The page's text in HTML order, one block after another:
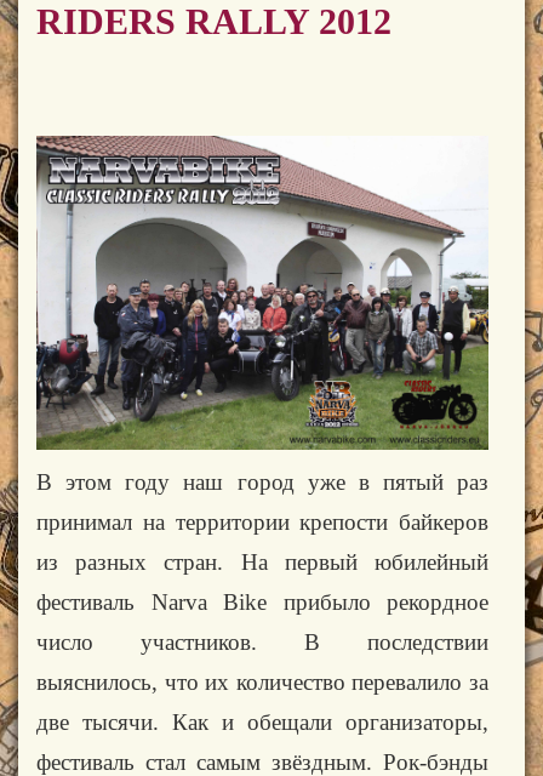
RIDERS RALLY 2012
В этом году наш город уже в пятый раз
принимал на территории крепости байкеров
из разных стран. На первый юбилейный
фестиваль Narva Bike прибыло рекордное
число участников. В последствии
выяснилось, что их количество перевалило за
две тысячи. Как и обещали организаторы,
фестиваль стал самым звёздным. Рок-бэнды